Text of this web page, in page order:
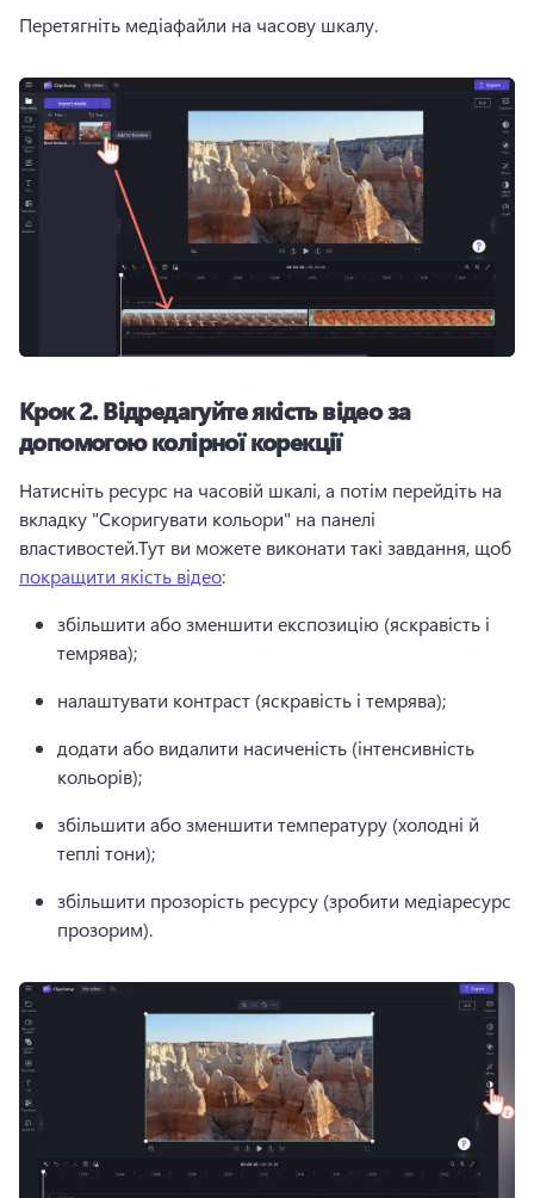
Перетягніть медіафайли на часову шкалу.
Крок 2.Відредагуйте якість відео за
допомогою колірної корекції
Натисніть ресурс на часовій шкалі, а потім перейдіть на
вкладку "Скоригувати кольори" на панелі
властивостей.
покращити якість відео:
збільшити або зменшити експозицію (яскравість і
темрява);
налаштувати контраст (яскравість і темрява);
додати або видалити насиченість (інтенсивність
кольорів);
збільшити або зменшити температуру (холодні й
теплі тони);
збільшити прозорість ресурсу (зробити медіаресурс
прозорим).